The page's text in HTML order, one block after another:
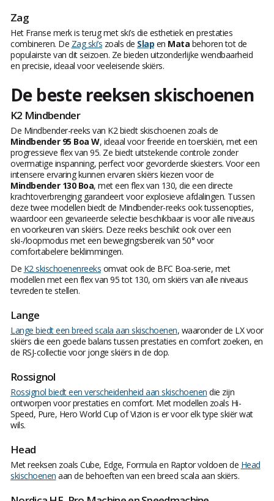
Zag
Het Franse merk is terug met ski’s die esthetiek en prestaties
combineren. De Zag ski’s zoals de Slap en Mata behoren tot de
populairste van dit seizoen. Ze bieden uitzonderlijke wendbaarheid
en precisie, ideaal voor veeleisende skiërs.
De beste reeksen skischoenen
K2 Mindbender
De Mindbender-reeks van K2 biedt skischoenen zoals de
Mindbender 95 Boa W, ideaal voor freeride en toerskiën, met een
progressieve flex van 95. Ze biedt uitstekende controle zonder
overmatige inspanning, perfect voor gevorderde skiesters. Voor een
intensere ervaring kunnen ervaren skiërs kiezen voor de
Mindbender 130 Boa, met een flex van 130, die een directe
krachtoverbrenging garandeert voor explosieve afdalingen. Tussen
deze twee modellen biedt de Mindbender-reeks ook tussenopties,
waardoor een gevarieerde selectie beschikbaar is voor alle niveaus
en voorkeuren van skiërs. Deze reeks beschikt ook over een
ski-/loopmodus met een bewegingsbereik van 50° voor
comfortabelere beklimmingen.
De K2 skischoenenreeks omvat ook de BFC Boa-serie, met
modellen met een flex van 95 tot 130, om skiërs van alle niveaus
tevreden te stellen.
Lange
Lange biedt een breed scala aan skischoenen, waaronder de LX voor
skiërs die een goede balans tussen prestaties en comfort zoeken, en
de RSJ-collectie voor jonge skiërs in de dop.
Rossignol
Rossignol biedt een verscheidenheid aan skischoenen die zijn
ontworpen voor prestaties en comfort. Met modellen zoals Hi-
Speed, Pure, Hero World Cup of Vizion is er voor elk type skiër wat
wils.
Head
Met reeksen zoals Cube, Edge, Formula en Raptor voldoen de Head
skischoenen aan de behoeften van een breed scala aan skiërs.